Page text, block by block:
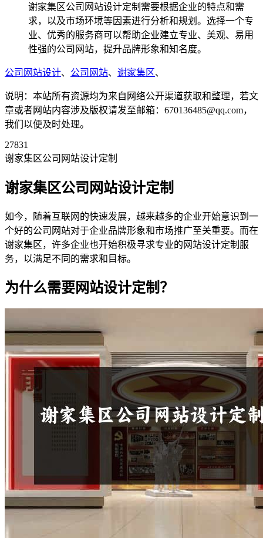
谢家集区公司网站设计定制需要根据企业的特点和需
求，以及市场环境等因素进行分析和规划。选择一个专
业、优秀的服务商可以帮助企业建立专业、美观、易用
性强的公司网站，提升品牌形象和知名度。
公司网站设计、 公司网站、 谢家集区、
说明：本站所有资源均为来自网络公开渠道获取和整理，若文
章或者网站内容涉及版权请发至邮箱：670136485@qq.com，
我们以便及时处理。
27831
谢家集区公司网站设计定制
谢家集区公司网站设计定制
如今，随着互联网的快速发展，越来越多的企业开始意识到一
个好的公司网站对于企业品牌形象和市场推广至关重要。而在
谢家集区，许多企业也开始积极寻求专业的网站设计定制服
务，以满足不同的需求和目标。
为什么需要网站设计定制？